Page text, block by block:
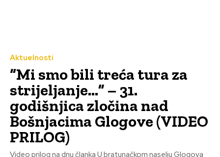
Aktuelnosti
“Mi smo bili treća tura za
strijeljanje…” – 31.
godišnjica zločina nad
Bošnjacima Glogove (VIDEO
PRILOG)
Video prilog na dnu članka U bratunačkom naselju Glogova